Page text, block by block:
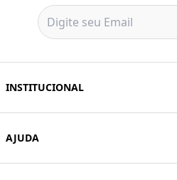
INSTITUCIONAL
AJUDA